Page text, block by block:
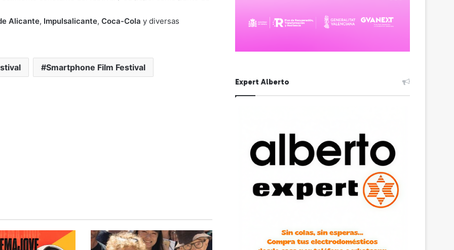
Alicante, Impulsalicante, Coca-Cola y diversas
Smartphone Film Festival
Expert Alberto